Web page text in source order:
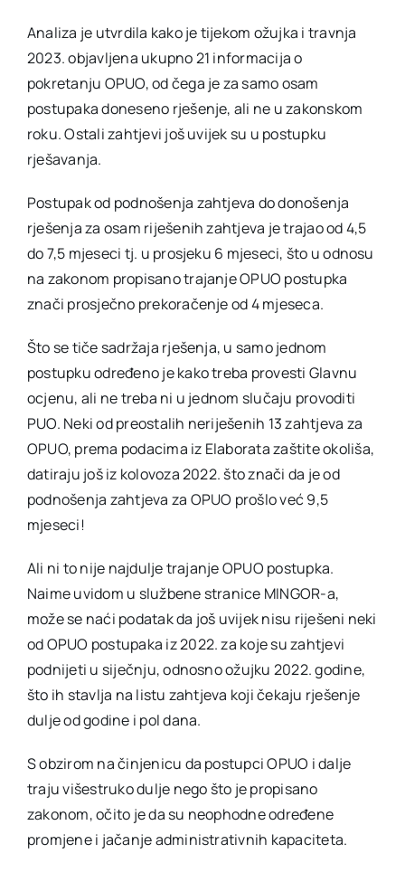
Analiza je utvrdila kako je tijekom ožujka i travnja
2023. objavljena ukupno 21 informacija o
pokretanju OPUO, od čega je za samo osam
postupaka doneseno rješenje, ali ne u zakonskom
roku. Ostali zahtjevi još uvijek su u postupku
rješavanja.
Postupak od podnošenja zahtjeva do donošenja
rješenja za osam riješenih zahtjeva je trajao od 4,5
do 7,5 mjeseci tj. u prosjeku 6 mjeseci, što u odnosu
na zakonom propisano trajanje OPUO postupka
znači prosječno prekoračenje od 4 mjeseca.
Što se tiče sadržaja rješenja, u samo jednom
postupku određeno je kako treba provesti Glavnu
ocjenu, ali ne treba ni u jednom slučaju provoditi
PUO. Neki od preostalih neriješenih 13 zahtjeva za
OPUO, prema podacima iz Elaborata zaštite okoliša,
datiraju još iz kolovoza 2022. što znači da je od
podnošenja zahtjeva za OPUO prošlo već 9,5
mjeseci!
Ali ni to nije najdulje trajanje OPUO postupka.
Naime uvidom u službene stranice MINGOR-a,
može se naći podatak da još uvijek nisu riješeni neki
od OPUO postupaka iz 2022. za koje su zahtjevi
podnijeti u siječnju, odnosno ožujku 2022. godine,
što ih stavlja na listu zahtjeva koji čekaju rješenje
dulje od godine i pol dana.
S obzirom na činjenicu da postupci OPUO i dalje
traju višestruko dulje nego što je propisano
zakonom, očito je da su neophodne određene
promjene i jačanje administrativnih kapaciteta.